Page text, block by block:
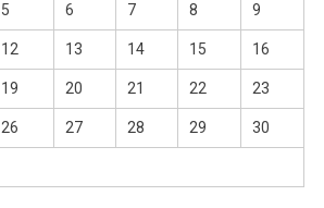
5 6 7 8 9
12 13 14 15 16
19 20 21 22 23
26 27 28 29 30